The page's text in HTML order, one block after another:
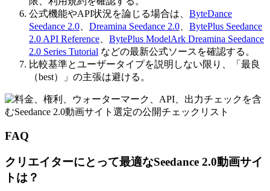
公式機能やAPI状況を論じる場合は、 ByteDance
Seedance 2.0
Dreamina Seedance 2.0
BytePlus Seedance
2.0 API Reference
BytePlus ModelArk Dreamina Seedance
2.0 Series Tutorial などの最新公式ソースを確認する。
比較基準とユーザータイプを説明しない限り、「最良
（best）」の主張は避ける。
FAQ
クリエイターにとって最適なSeedance 2.0動画サイ
トは？